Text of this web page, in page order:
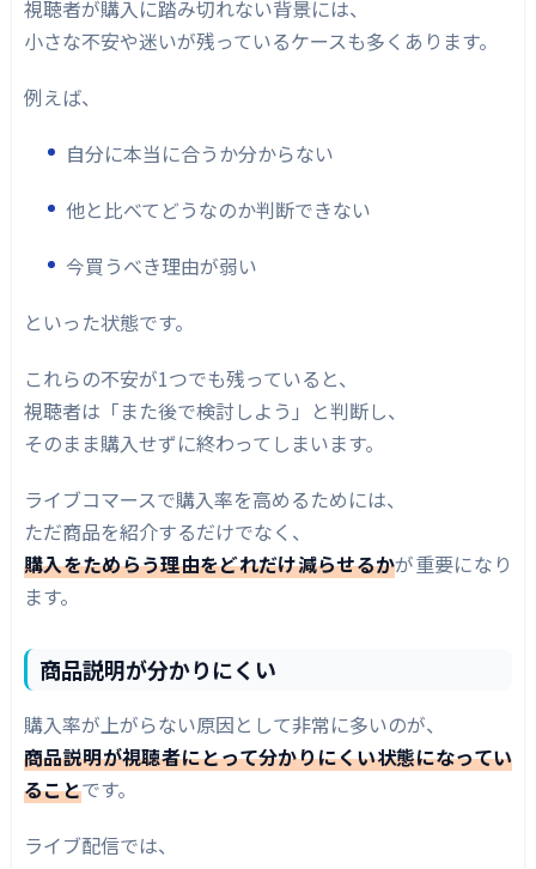
視聴者が購入に踏み切れない背景には、
小さな不安や迷いが残っているケースも多くあります。
例えば、
自分に本当に合うか分からない
他と比べてどうなのか判断できない
今買うべき理由が弱い
といった状態です。
これらの不安が1つでも残っていると、
視聴者は「また後で検討しよう」と判断し、
そのまま購入せずに終わってしまいます。
ライブコマースで購入率を高めるためには、
ただ商品を紹介するだけでなく、
購入をためらう理由をどれだけ減らせるかが重要になり
ます。
商品説明が分かりにくい
購入率が上がらない原因として非常に多いのが、
商品説明が視聴者にとって分かりにくい状態になってい
ることです。
ライブ配信では、